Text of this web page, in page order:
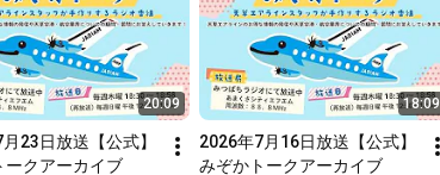
オは「FMプラプラ」アプリで簡単に視聴できます。
メッセージはこちらfm888@acn-tv.co.jp天
www.amx.co.jp/news/n_20200206_566.html提
ョップ
20:09
23日放送【公式】
ークアーカイブ
18:09
2026年7月16日放送【公式】
みぞかトークアーカイブ